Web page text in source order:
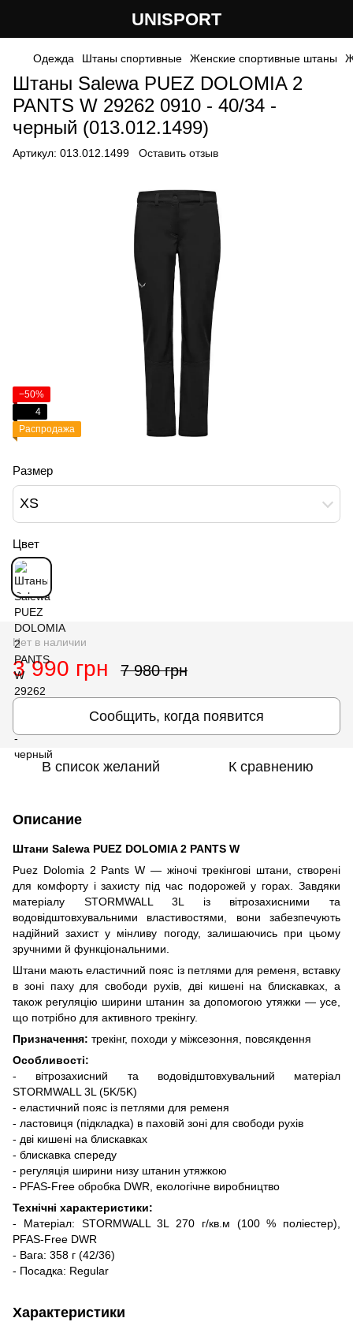
UNISPORT
Одежда Штаны спортивные Женские спортивные штаны
Штаны Salewa PUEZ DOLOMIA 2
PANTS W 29262 0910 - 40/34 -
черный (013.012.1499)
Артикул: 013.012.1499 Оставить отзыв
−50%
4
Распродажа
Размер
XS
Цвет
Нет в наличии
3 990 грн 7 980 грн
Сообщить, когда появится
В список желаний К сравнению
Описание
Штани Salewa PUEZ DOLOMIA 2 PANTS W
Puez Dolomia 2 Pants W — жіночі трекінгові штани, створені
для комфорту і захисту під час подорожей у горах. Завдяки
матеріалу STORMWALL 3L із вітрозахисними та
водовідштовхувальними властивостями, вони забезпечують
надійний захист у мінливу погоду, залишаючись при цьому
зручними й функціональними.
Штани мають еластичний пояс із петлями для ременя, вставку
в зоні паху для свободи рухів, дві кишені на блискавках, а
також регуляцію ширини штанин за допомогою утяжки — усе,
що потрібно для активного трекінгу.
Призначення: трекінг, походи у міжсезоння, повсякдення
Особливості:
- вітрозахисний та водовідштовхувальний матеріал
STORMWALL 3L (5K/5K)
- еластичний пояс із петлями для ременя
- ластовиця (підкладка) в паховій зоні для свободи рухів
- дві кишені на блискавках
- блискавка спереду
- регуляція ширини низу штанин утяжкою
- PFAS-Free обробка DWR, екологічне виробництво
Технічні характеристики:
- Матеріал: STORMWALL 3L 270 г/кв.м (100 % поліестер),
PFAS-Free DWR
- Вага: 358 г (42/36)
- Посадка: Regular
Характеристики